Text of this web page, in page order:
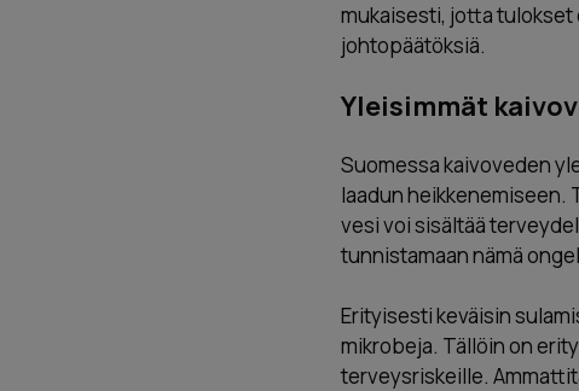
mukaisesti, jotta
johtopäätöksiä.
Yleisimmät
Suomessa kaivoveden
laadun heikkenemiseen.
vesi voi sisältää
tunnistamaan nämä
Erityisesti keväisin
mikrobeja. Tällöin on
terveysriskeille.